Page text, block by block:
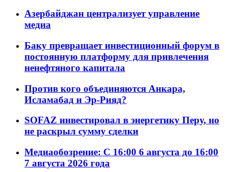
Азербайджан централизует управление
медиа
Баку превращает инвестиционный форум в
постоянную платформу для привлечения
ненефтяного капитала
Против кого объединяются Анкара,
Исламабад и Эр-Рияд?
SOFAZ инвестировал в энергетику Перу, но
не раскрыл сумму сделки
Медиаобозрение: С 16:00 6 августа до 16:00
7 августа 2026 года